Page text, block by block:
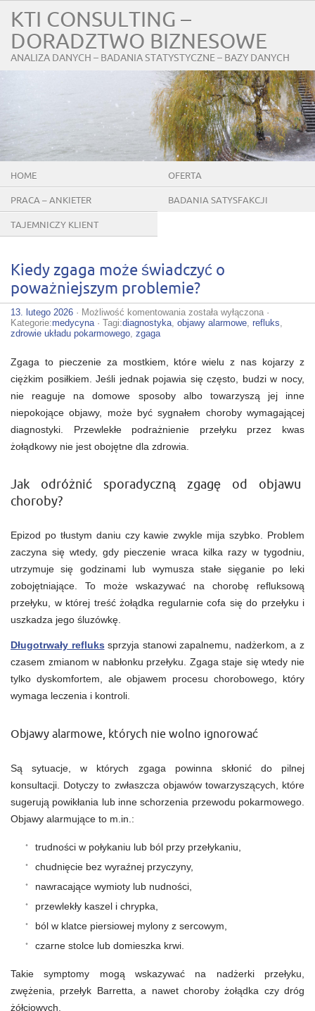
KTI CONSULTING –
DORADZTWO BIZNESOWE
ANALIZA DANYCH – BADANIA STATYSTYCZNE – BAZY DANYCH
HOME OFERTA
PRACA – ANKIETER BADANIA SATYSFAKCJI
TAJEMNICZY KLIENT
Kiedy zgaga może świadczyć o
poważniejszym problemie?
13. lutego 2026 · Możliwość komentowania Kiedy
zgaga
poważniejszym
problemie?
została wyłączona ·
Kategorie:medycyna· Tagi:diagnostyka, objawy alarmowe, refluks,
zdrowie układu pokarmowego, zgaga
Zgaga to pieczenie za mostkiem, które wielu z nas kojarzy z
ciężkim posiłkiem. Jeśli jednak pojawia się często, budzi w nocy,
nie reaguje na domowe sposoby albo towarzyszą jej inne
niepokojące objawy, może być sygnałem choroby wymagającej
diagnostyki. Przewlekłe podrażnienie przełyku przez kwas
żołądkowy nie jest obojętne dla zdrowia.
Jak odróżnić sporadyczną zgagę od objawu
choroby?
Epizod po tłustym daniu czy kawie zwykle mija szybko. Problem
zaczyna się wtedy, gdy pieczenie wraca kilka razy w tygodniu,
utrzymuje się godzinami lub wymusza stałe sięganie po leki
zobojętniające. To może wskazywać na chorobę refluksową
przełyku, w której treść żołądka regularnie cofa się do przełyku i
uszkadza jego śluzówkę.
Długotrwały refluks sprzyja stanowi zapalnemu, nadżerkom, a z
czasem zmianom w nabłonku przełyku. Zgaga staje się wtedy nie
tylko dyskomfortem, ale objawem procesu chorobowego, który
wymaga leczenia i kontroli.
Objawy alarmowe, których nie wolno ignorować
Są sytuacje, w których zgaga powinna skłonić do pilnej
konsultacji. Dotyczy to zwłaszcza objawów towarzyszących, które
sugerują powikłania lub inne schorzenia przewodu pokarmowego.
Objawy alarmujące to m.in.:
trudności w połykaniu lub ból przy przełykaniu,
chudnięcie bez wyraźnej przyczyny,
nawracające wymioty lub nudności,
przewlekły kaszel i chrypka,
ból w klatce piersiowej mylony z sercowym,
czarne stolce lub domieszka krwi.
Takie symptomy mogą wskazywać na nadżerki przełyku,
zwężenia, przełyk Barretta, a nawet choroby żołądka czy dróg
żółciowych.